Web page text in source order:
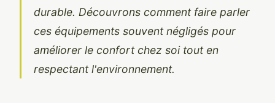
durable. Découvrons comment faire parler
ces équipements souvent négligés pour
améliorer le confort chez soi tout en
respectant l'environnement.